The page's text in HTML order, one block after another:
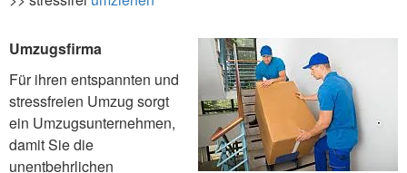
Umzugsfirma
Für ihren entspannten und
stressfreien Umzug sorgt
ein Umzugsunternehmen,
damit Sie die
unentbehrlichen